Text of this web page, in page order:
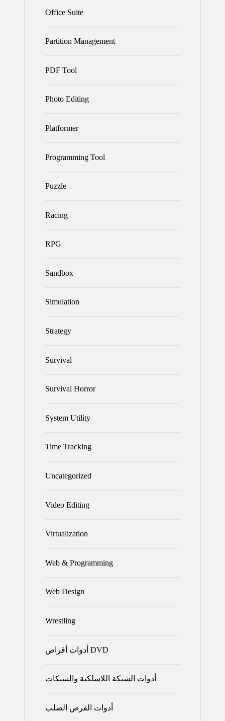
Office Suite
Partition Management
PDF Tool
Photo Editing
Platformer
Programming Tool
Puzzle
Racing
RPG
Sandbox
Simulation
Strategy
Survival
Survival Horror
System Utility
Time Tracking
Uncategorized
Video Editing
Virtualization
Web & Programming
Web Design
Wrestling
أدوات أقراص DVD
أدوات الشبكة اللاسلكية والشبكات
أدوات القرص الصلب